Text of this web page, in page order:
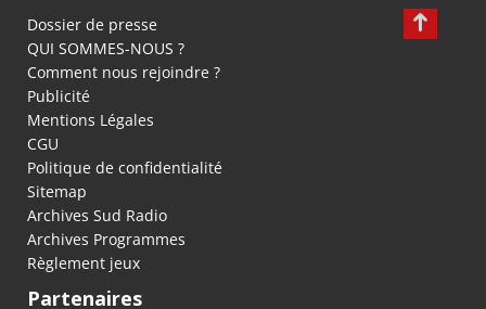
Dossier de presse
QUI SOMMES-NOUS ?
Comment nous rejoindre ?
Publicité
Mentions Légales
CGU
Politique de confidentialité
Sitemap
Archives Sud Radio
Archives Programmes
Règlement jeux
Partenaires